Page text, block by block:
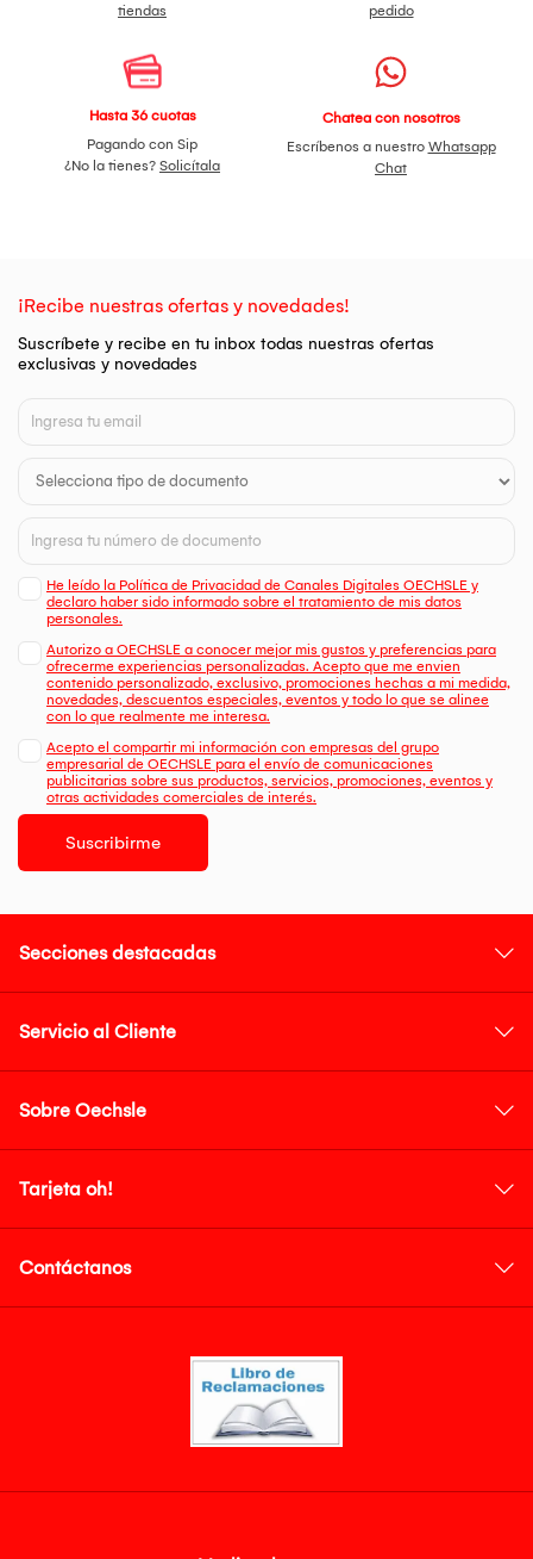
tiendas
pedido
Hasta 36 cuotas
Pagando con Sip
¿No la tienes? Solicítala
Chatea con nosotros
Escríbenos a nuestro Whatsapp
Chat
¡Recibe nuestras ofertas y novedades!
Suscríbete y recibe en tu inbox todas nuestras ofertas
exclusivas y novedades
He leído la Política de Privacidad de Canales Digitales OECHSLE y
declaro haber sido informado sobre el tratamiento de mis datos
personales.
Autorizo a OECHSLE a conocer mejor mis gustos y preferencias para
ofrecerme experiencias personalizadas. Acepto que me envien
contenido personalizado, exclusivo, promociones hechas a mi medida,
novedades, descuentos especiales, eventos y todo lo que se alinee
con lo que realmente me interesa.
Acepto el compartir mi información con empresas del grupo
empresarial de OECHSLE para el envío de comunicaciones
publicitarias sobre sus productos, servicios, promociones, eventos y
otras actividades comerciales de interés.
Suscribirme
Secciones destacadas
Servicio al Cliente
Sobre Oechsle
Tarjeta oh!
Contáctanos